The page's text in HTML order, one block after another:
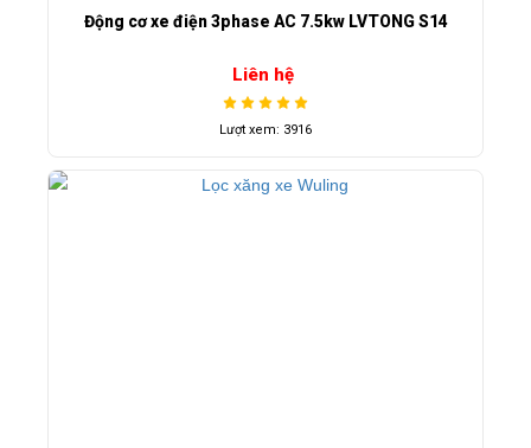
Động cơ xe điện 3phase AC 7.5kw LVTONG S14
Liên hệ
Lượt xem: 3916